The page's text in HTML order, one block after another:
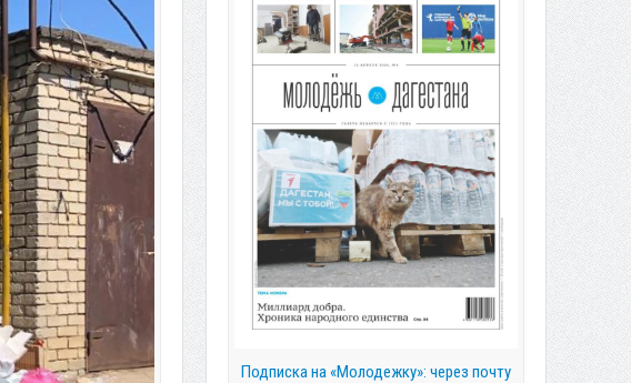
Подписка на «Молодежку»: через почту